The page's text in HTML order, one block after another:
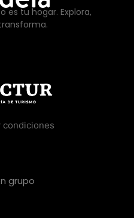
es tu hogar. Explora,
condiciones
grupo